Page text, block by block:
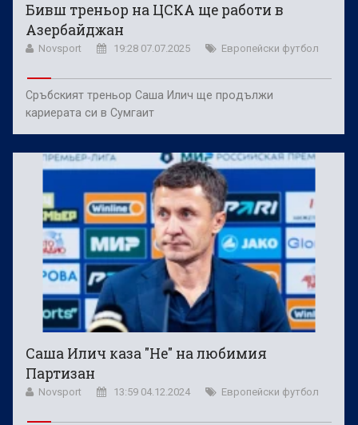
Бивш треньор на ЦСКА ще работи в
Азербайджан
Novsport 19:28 07.07.2025 Европейски футбол
Сръбският треньор Саша Илич ще продължи
кариерата си в Сумгаит
Саша Илич каза "Не" на любимия
Партизан
Novsport 13:59 04.12.2024 Европейски футбол